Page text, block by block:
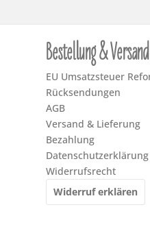
Bestellung & Versand
EU Umsatzsteuer
Rücksendungen
AGB
Versand & Lieferung
Bezahlung
Datenschutzerklärung
Widerrufsrecht
Widerruf erklären